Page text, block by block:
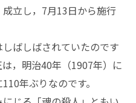
立し，7月13日から施行
ばしばされていたのです
，明治40年（1907年）に
年ぶりなのです。